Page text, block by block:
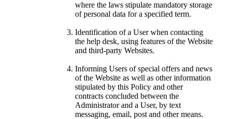
where the laws stipulate mandatory storage
of personal data for a specified term.
Identification of a User when contacting
the help desk, using features of the Website
and third-party Websites.
Informing Users of special offers and news
of the Website as well as other information
stipulated by this Policy and other
contracts concluded between the
Administrator and a User, by text
messaging, email, post and other means.